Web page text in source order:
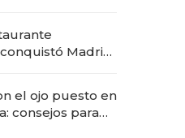
Madrid:
apertura
el ojo puesto en
consejos para